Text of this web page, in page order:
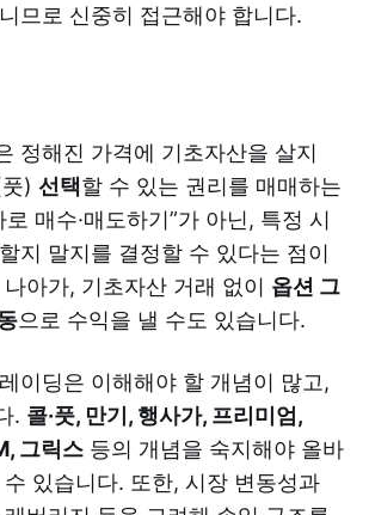
므로 신중히 접근해야 합니다.
정해진 가격에 기초자산을 살지
) 선택할 수 있는 권리를 매매하는
매수·매도하기”가 아닌, 특정 시
지 말지를 결정할 수 있다는 점이
아가, 기초자산 거래 없이 옵션 그
으로 수익을 낼 수도 있습니다.
이딩은 이해해야 할 개념이 많고,
. 콜·풋, 만기, 행사가, 프리미엄,
그릭스 등의 개념을 숙지해야 올바
있습니다. 또한, 시장 변동성과